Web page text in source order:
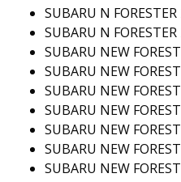
SUBARU N
SUBARU N
SUBARU NEW
SUBARU NEW
SUBARU NEW
SUBARU NEW
SUBARU NEW
SUBARU NEW
SUBARU NEW